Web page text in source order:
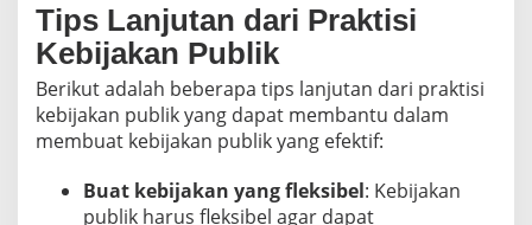
Tips Lanjutan dari Praktisi
Kebijakan Publik
Berikut adalah beberapa tips lanjutan dari praktisi
kebijakan publik yang dapat membantu dalam
membuat kebijakan publik yang efektif:
Buat kebijakan yang fleksibel: Kebijakan
publik harus fleksibel agar dapat